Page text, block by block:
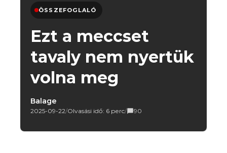
ÖSSZEFOGLALÓ
Ezt a meccset
tavaly nem nyertük
volna meg
Balage
2025-09-22/Olvasási idő: 6 perc/ 90